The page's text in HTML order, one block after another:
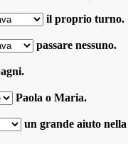
il proprio turno.
passare nessuno.
Paola o Maria.
un grande aiuto nella